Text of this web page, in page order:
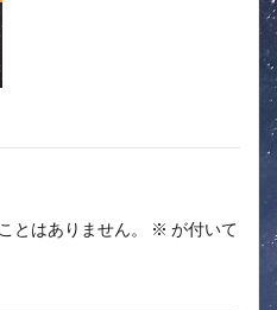
とはありません。 ※ が付いて